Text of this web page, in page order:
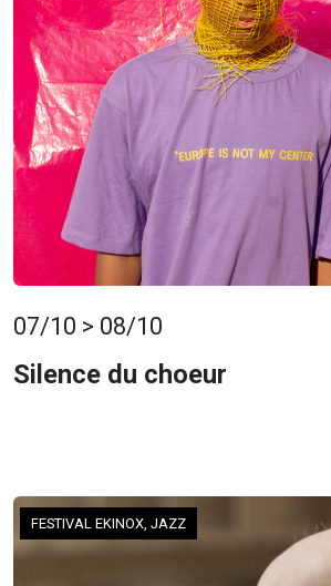
07/10 > 08/10
Silence du choeur
FESTIVAL EKINOX, JAZZ